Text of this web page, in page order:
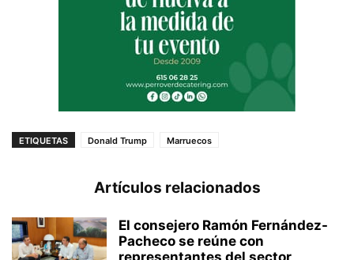
ETIQUETAS Donald Trump Marruecos
Artículos relacionados
El consejero Ramón Fernández-
Pacheco se reúne con
representantes del sector